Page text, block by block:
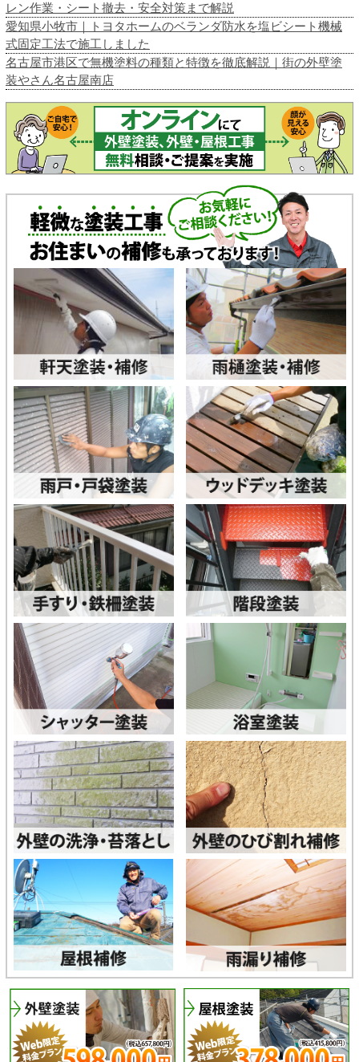
レン作業・シート撤去・安全対策まで解説
愛知県小牧市｜トヨタホームのベランダ防水を塩ビシート機械
式固定工法で施工しました
名古屋市港区で無機塗料の種類と特徴を徹底解説｜街の外壁塗
装やさん名古屋南店